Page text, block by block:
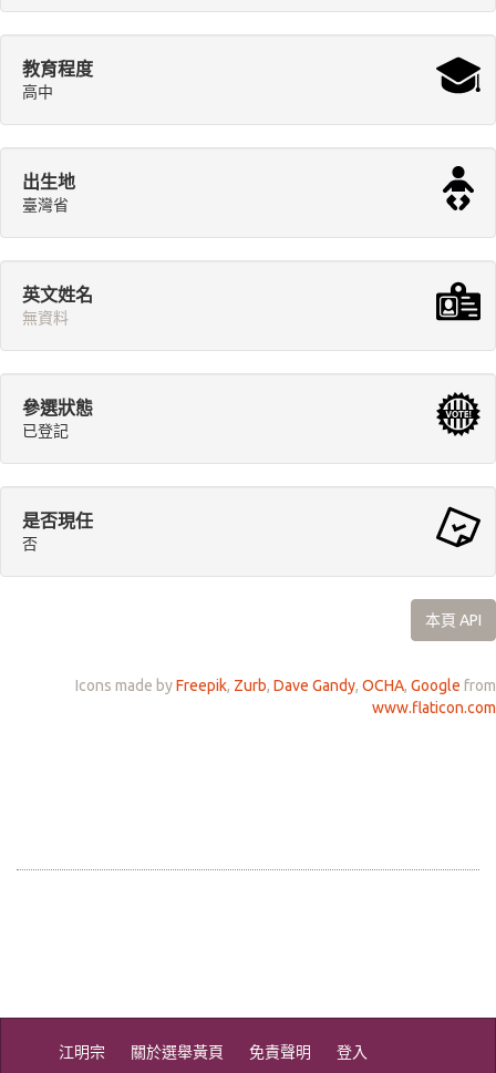
教育程度
高中
出生地
臺灣省
英文姓名
無資料
參選狀態
已登記
是否現任
否
本頁 API
Icons made byFreepik, Zurb, Dave Gandy, OCHA, Google from
www.flaticon.com
江明宗 關於選舉黃頁 免責聲明 登入